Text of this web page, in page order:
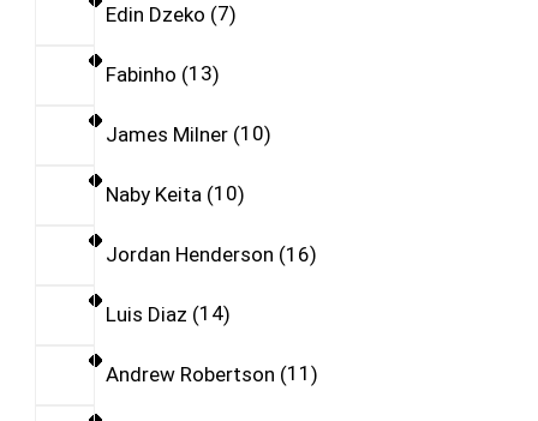
Edin Dzeko 7
Fabinho 13
James Milner 10
Naby Keita 10
Jordan Henderson 16
Luis Diaz 14
Andrew Robertson 11